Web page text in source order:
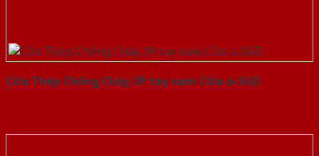
Cửa Thép Chống Cháy 2P tay nam Cửa-a-SGD